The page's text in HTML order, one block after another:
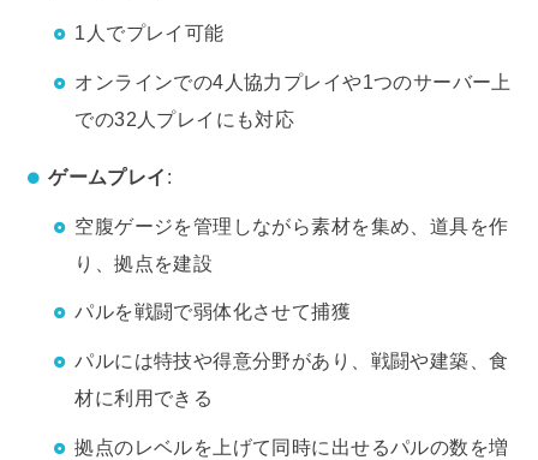
1人でプレイ可能
オンラインでの4人協力プレイや1つのサーバー上
での32人プレイにも対応
ゲームプレイ :
空腹ゲージを管理しながら素材を集め、道具を作
り、拠点を建設
パルを戦闘で弱体化させて捕獲
パルには特技や得意分野があり、戦闘や建築、食
材に利用できる
拠点のレベルを上げて同時に出せるパルの数を増